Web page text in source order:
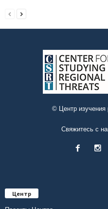
© Центр изучения
Свяжитесь с
Центр